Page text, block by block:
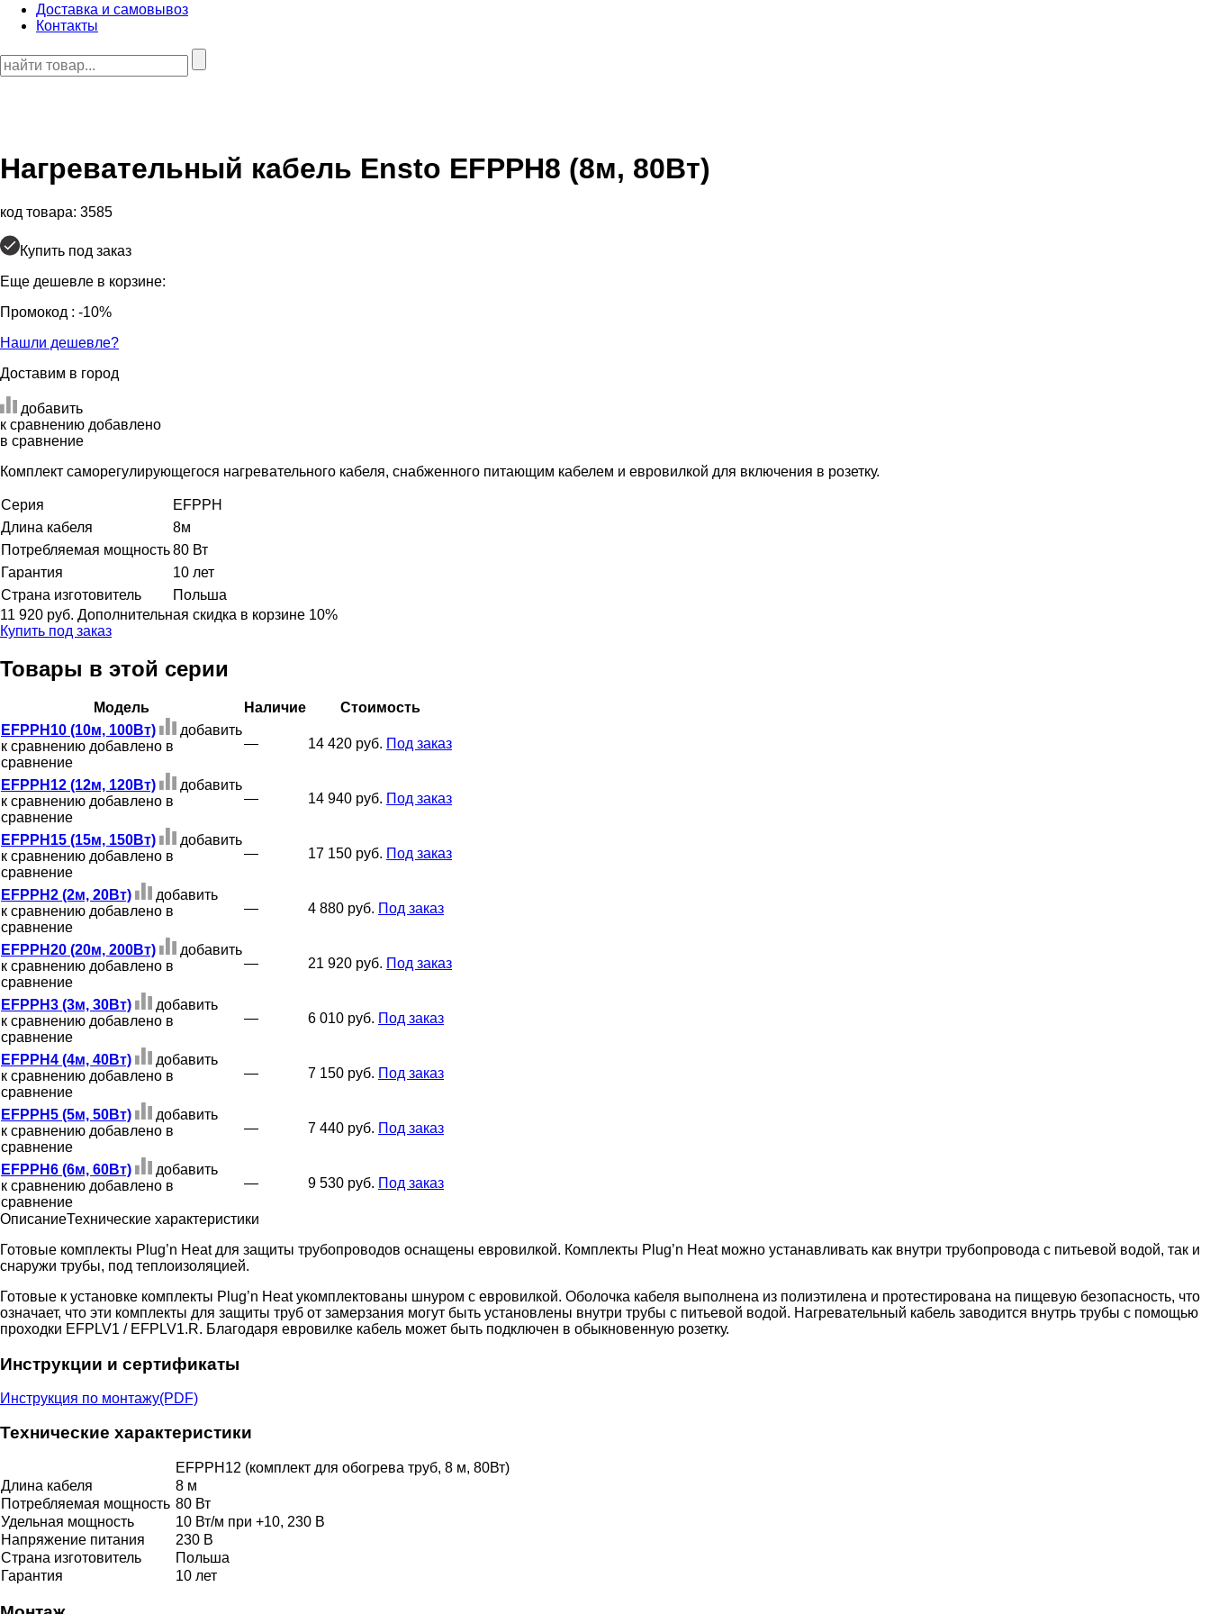
Доставка и самовывоз
Контакты
Нагревательный кабель Ensto EFPPH8 (8м, 80Вт)
код товара: 3585
Купить под заказ
Еще дешевле в корзине:
Промокод : -10%
Нашли дешевле?
Доставим в город
добавить
к сравнению добавлено
в сравнение
Комплект саморегулирующегося нагревательного кабеля, снабженного питающим кабелем и евровилкой для включения в розетку.
Серия
EFPPH
Длина кабеля
8м
Потребляемая мощность80 Вт
Гарантия
10 лет
Страна изготовитель
Польша
11 920 руб. Дополнительная скидка в корзине 10%
Купить под заказ
Товары в этой серии
Модель Наличие
Стоимость
EFPPH10 (10м, 100Вт)
добавить
к сравнению добавлено в
сравнение
— 14 420 руб. Под заказ
EFPPH12 (12м, 120Вт)
добавить
к сравнению добавлено в
сравнение
— 14 940 руб. Под заказ
EFPPH15 (15м, 150Вт)
добавить
к сравнению добавлено в
сравнение
— 17 150 руб. Под заказ
EFPPH2 (2м, 20Вт)
добавить
к сравнению добавлено в
сравнение
— 4 880 руб. Под заказ
EFPPH20 (20м, 200Вт)
добавить
к сравнению добавлено в
сравнение
— 21 920 руб. Под заказ
EFPPH3 (3м, 30Вт)
добавить
к сравнению добавлено в
сравнение
— 6 010 руб. Под заказ
EFPPH4 (4м, 40Вт)
добавить
к сравнению добавлено в
сравнение
— 7 150 руб. Под заказ
EFPPH5 (5м, 50Вт)
добавить
к сравнению добавлено в
сравнение
— 7 440 руб. Под заказ
EFPPH6 (6м, 60Вт)
добавить
к сравнению добавлено в
сравнение
— 9 530 руб. Под заказ
ОписаниеТехнические характеристики
Готовые комплекты Plug’n Heat для защиты трубопроводов оснащены евровилкой. Комплекты Plug’n Heat можно устанавливать как внутри трубопровода с питьевой водой, так и
снаружи трубы, под теплоизоляцией.
Готовые к установке комплекты Plug’n Heat укомплектованы шнуром с евровилкой. Оболочка кабеля выполнена из полиэтилена и протестирована на пищевую безопасность, что
означает, что эти комплекты для защиты труб от замерзания могут быть установлены внутри трубы с питьевой водой. Нагревательный кабель заводится внутрь трубы с помощью
проходки EFPLV1 / EFPLV1.R. Благодаря евровилке кабель может быть подключен в обыкновенную розетку.
Инструкции и сертификаты
Инструкция по монтажу(PDF)
Технические характеристики
EFPPH12 (комплект для обогрева труб, 8 м, 80Вт)
Длина кабеля
8 м
Потребляемая мощность 80 Вт
Удельная мощность
10 Вт/м при +10, 230 В
Напряжение питания
230 В
Страна изготовитель
Польша
Гарантия
10 лет